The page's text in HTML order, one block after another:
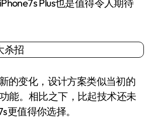
Plus也是值得令人期待
的变化，设计方案类似当初的
能。相比之下，比起技术还未
值得你选择。